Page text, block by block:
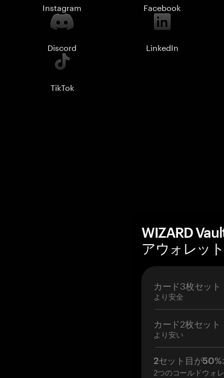
Instagram Facebook
Discord LinkedIn
TikTok
WIZARD
アウォレッ
カード3枚セット
より安全
カード2枚セット
より安い
2セット目が50%
2つのコールドウォ